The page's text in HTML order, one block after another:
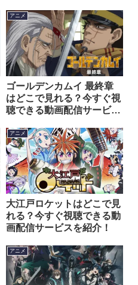
アニメ
ゴールデンカムイ 最終章
はどこで見れる？今すぐ視
聴できる動画配信サービス
アニメ
大江戸ロケットはどこで見
れる？今すぐ視聴できる動
画配信サービスを紹介！
アニメ